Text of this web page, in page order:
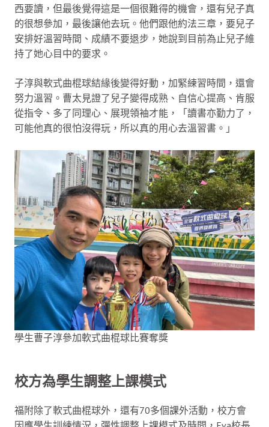
西要讀，但最後覺得這是一個很難得的機會，還有兒子真
的很想參加，最後讓他去玩。他們跟他約法三章，要兒子
安排好溫習時間、成績不要退步，她說到目前為止兒子維
持了她心目中的要求。
子淳與軟式曲棍球結緣後變得好動，加緊練習時間，還會
努力溫習。曹太見證了兒子變得成熟、自信心提高、肯服
從指令、多了同理心、展現領袖才能，「讀書亦勤力了，
可能他真的很怕沒得玩，所以真的用心去溫習書。」
學生曹子淳參加軟式曲棍球比賽奪獎
校方為學生調整上課模式
福附除了軟式曲棍球外，還有70多個課外活動，校方會